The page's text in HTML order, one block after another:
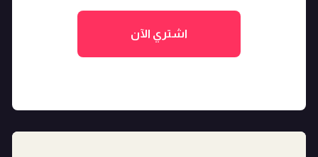
اشتري الآن